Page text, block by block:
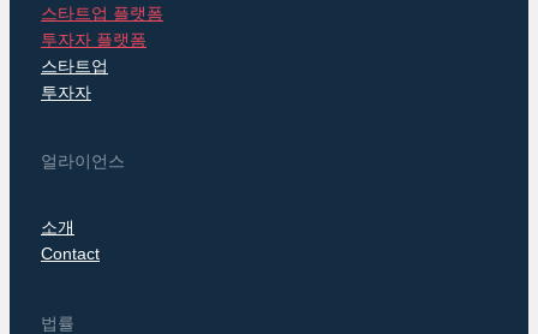
스타트업 플랫폼
투자자 플랫폼
스타트업
투자자
얼라이언스
소개
Contact
법률